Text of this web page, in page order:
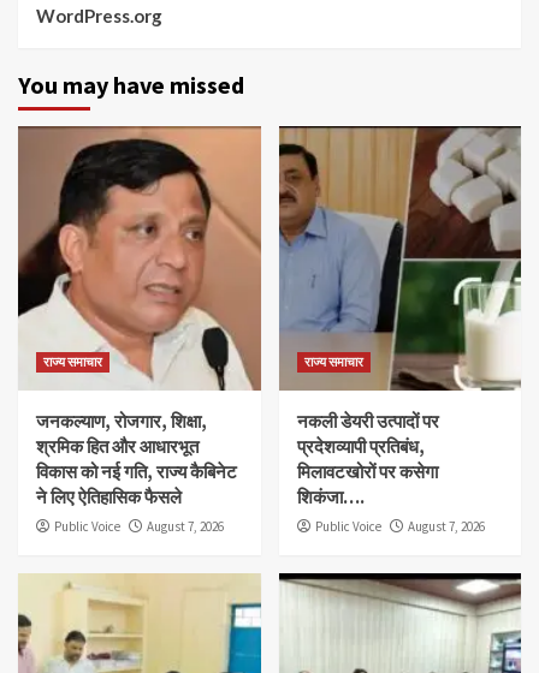
WordPress.org
You may have missed
राज्य समाचार
जनकल्याण, रोजगार, शिक्षा,
श्रमिक हित और आधारभूत
विकास को नई गति, राज्य कैबिनेट
ने लिए ऐतिहासिक फैसले
Public Voice August 7, 2026
राज्य समाचार
नकली डेयरी उत्पादों पर
प्रदेशव्यापी प्रतिबंध,
मिलावटखोरों पर कसेगा
शिकंजा….
Public Voice August 7, 2026